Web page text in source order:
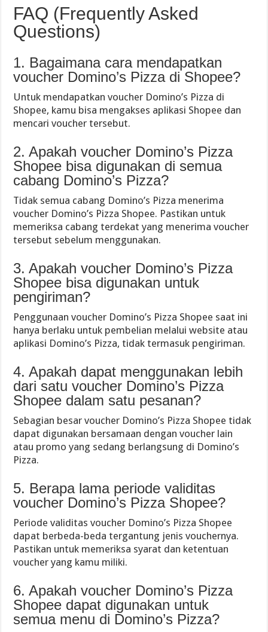
FAQ (Frequently Asked
Questions)
1. Bagaimana cara mendapatkan
voucher Domino’s Pizza di Shopee?
Untuk mendapatkan voucher Domino’s Pizza di
Shopee, kamu bisa mengakses aplikasi Shopee dan
mencari voucher tersebut.
2. Apakah voucher Domino’s Pizza
Shopee bisa digunakan di semua
cabang Domino’s Pizza?
Tidak semua cabang Domino’s Pizza menerima
voucher Domino’s Pizza Shopee. Pastikan untuk
memeriksa cabang terdekat yang menerima voucher
tersebut sebelum menggunakan.
3. Apakah voucher Domino’s Pizza
Shopee bisa digunakan untuk
pengiriman?
Penggunaan voucher Domino’s Pizza Shopee saat ini
hanya berlaku untuk pembelian melalui website atau
aplikasi Domino’s Pizza, tidak termasuk pengiriman.
4. Apakah dapat menggunakan lebih
dari satu voucher Domino’s Pizza
Shopee dalam satu pesanan?
Sebagian besar voucher Domino’s Pizza Shopee tidak
dapat digunakan bersamaan dengan voucher lain
atau promo yang sedang berlangsung di Domino’s
Pizza.
5. Berapa lama periode validitas
voucher Domino’s Pizza Shopee?
Periode validitas voucher Domino’s Pizza Shopee
dapat berbeda-beda tergantung jenis vouchernya.
Pastikan untuk memeriksa syarat dan ketentuan
voucher yang kamu miliki.
6. Apakah voucher Domino’s Pizza
Shopee dapat digunakan untuk
semua menu di Domino’s Pizza?